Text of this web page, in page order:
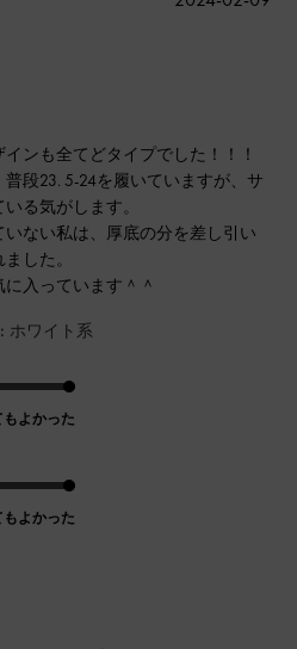
ンも全てどタイプでした！！！
段23. 5-24を履いていますが、サ
る気がします。
ない私は、厚底の分を差し引い
した。
入っています＾＾
ホワイト系
もよかった
もよかった